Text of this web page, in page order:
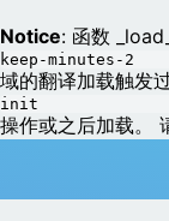
Notice: 函数
keep-minutes-2
域的翻译加载触发
init
操作或之后加载。